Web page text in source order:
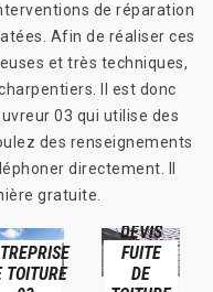
de réparation
Afin de réaliser ces
et très techniques,
Il est donc
03 qui utilise des
des renseignements
directement. Il
gratuite.
TOITURE
DEVIS
FUITE
DE